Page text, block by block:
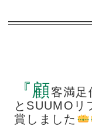
『顧客満足
とSUUMOリ
賞しました